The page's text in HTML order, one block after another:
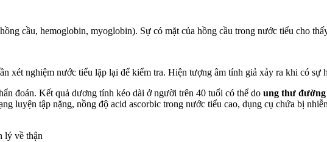
cầu, hemoglobin, myoglobin). Sự có mặt của hồng cầu trong nước tiểu cho
xét nghiệm nước tiểu lặp lại để kiểm tra. Hiện tượng âm tính giả xảy ra khi có sự
đoán. Kết quả dương tính kéo dài ở người trên 40 tuổi có thể do ung thư đường
luyện tập nặng, nồng độ acid ascorbic trong nước tiểu cao, dụng cụ chứa bị
lý về thận